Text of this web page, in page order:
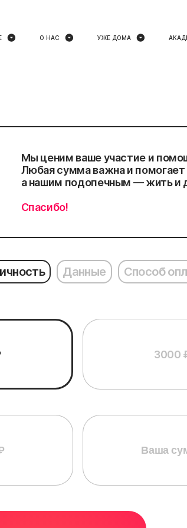
О НАС УЖЕ ДОМА
Мы ценим ваше участие и
Любая сумма важна и помогает
а нашим подопечным — жить и
Спасибо!
Данные Способ
3000